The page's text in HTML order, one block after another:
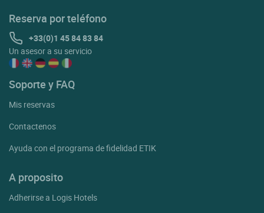
Reserva por teléfono
+33(0)1 45 84 83 84
Un asesor a su servicio
Soporte y FAQ
Mis reservas
Contactenos
Ayuda con el programa de fidelidad ETIK
A proposito
Adherirse a Logis Hotels